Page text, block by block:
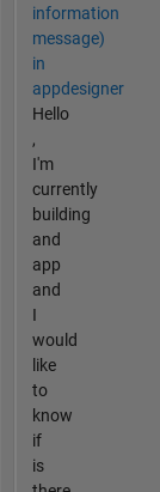
information
message)
in
appdesigner
Hello
,
I'm
currently
building
and
app
and
I
would
like
to
know
if
is